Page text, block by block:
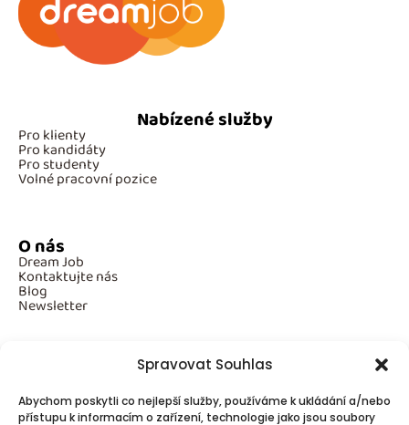
Spravovat Souhlas
Abychom poskytli co nejlepší služby, používáme k ukládání a/nebo
přístupu k informacím o zařízení, technologie jako jsou soubory
Nabízené služby
Pro klienty
Pro kandidáty
Pro studenty
Volné pracovní pozice
O nás
Dream Job
Kontaktujte nás
Blog
Newsletter
Povinné informace
GDPR